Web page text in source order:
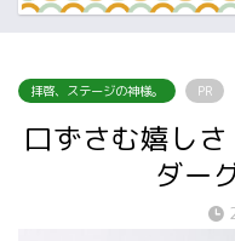
拝啓、ステージの神様。 PR
口ずさむ嬉し
ダー